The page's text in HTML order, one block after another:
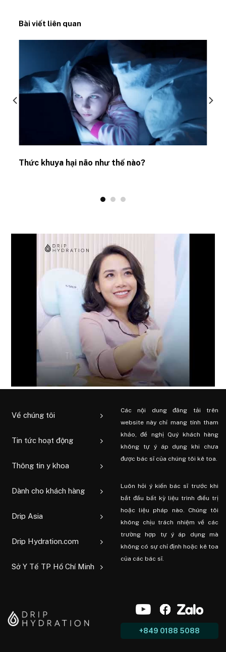
Bài viết liên quan
Thức khuya hại não như thế nào?
Về chúng tôi
Tin tức hoạt động
Thông tin y khoa
Dành cho khách hàng
Drip Asia
Drip Hydration.com
Sở Y Tế TP Hồ Chí Minh
Các nội dung đăng tải trên
website này chỉ mang tính tham
khảo, đề nghị Quý khách hàng
không tự ý áp dụng khi chưa
được bác sĩ của chúng tôi kê toa.
Luôn hỏi ý kiến ​​bác sĩ trước khi
bắt đầu bất kỳ liệu trình điều trị
hoặc liệu pháp nào. Chúng tôi
không chịu trách nhiệm về các
trường hợp tự ý áp dụng mà
không có sự chỉ định hoặc kê toa
của các bác sĩ.
+849 0188 5088